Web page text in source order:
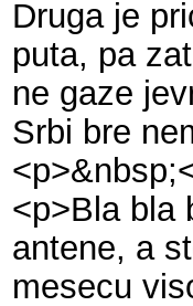
Druga je
puta, pa
ne gaze
Srbi bre
<p>Bla bla
antene, a
mesecu